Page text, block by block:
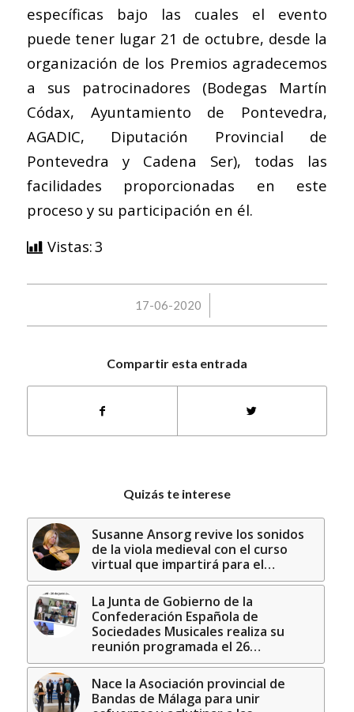
específicas bajo las cuales el evento
puede tener lugar 21 de octubre, desde la
organización de los Premios agradecemos
a sus patrocinadores (Bodegas Martín
Códax, Ayuntamiento de Pontevedra,
AGADIC, Diputación Provincial de
Pontevedra y Cadena Ser), todas las
facilidades proporcionadas en este
proceso y su participación en él.
Vistas:3
17-06-2020
/
Compartir esta entrada
Quizás te interese
Susanne Ansorg revive los sonidos
de la viola medieval con el curso
virtual que impartirá para el…
La Junta de Gobierno de la
Confederación Española de
Sociedades Musicales realiza su
reunión programada el 26…
Nace la Asociación provincial de
Bandas de Málaga para unir